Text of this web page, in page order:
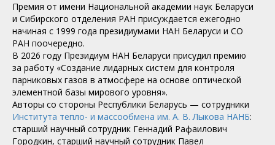
Премия от имени Национальной академии наук Беларуси
и Сибирского отделения РАН присуждается ежегодно
начиная с 1999 года президиумами НАН Беларуси и СО
РАН поочередно.
В 2026 году Президиум НАН Беларуси присудил премию
за работу «Создание лидарных систем для контроля
парниковых газов в атмосфере на основе оптической
элементной базы мирового уровня».
Авторы со стороны Республики Беларусь — сотрудники
Института тепло- и массообмена им. А. В. Лыкова НАНБ:
старший научный сотрудник Геннадий Рафаилович
Городкин, старший научный сотрудник Павел